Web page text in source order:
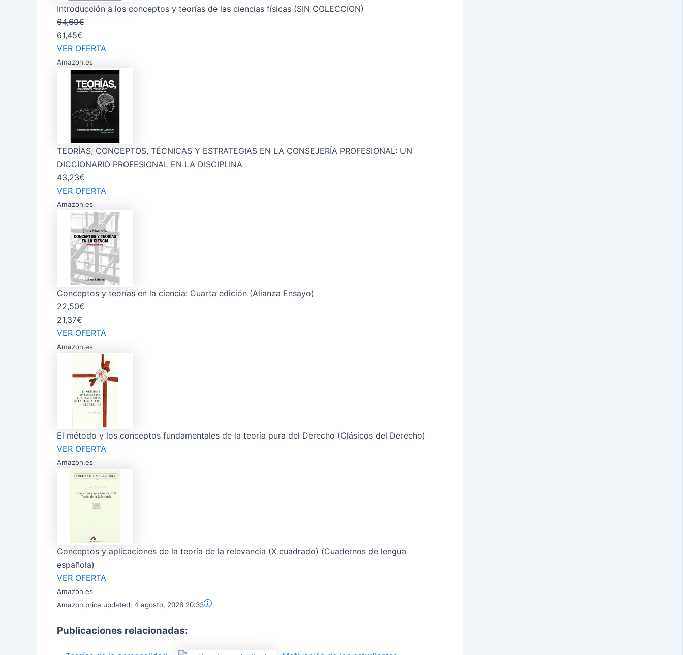
Introducción a los conceptos y teorías de las ciencias físicas (SIN COLECCION)
64,69€
61,45€
VER OFERTA
Amazon.es
TEORÍAS, CONCEPTOS, TÉCNICAS Y ESTRATEGIAS EN LA CONSEJERÍA PROFESIONAL: UN
DICCIONARIO PROFESIONAL EN LA DISCIPLINA
43,23€
VER OFERTA
Amazon.es
Conceptos y teorías en la ciencia: Cuarta edición (Alianza Ensayo)
22,50€
21,37€
VER OFERTA
Amazon.es
El método y los conceptos fundamentales de la teoría pura del Derecho (Clásicos del Derecho)
VER OFERTA
Amazon.es
Conceptos y aplicaciones de la teoría de la relevancia (X cuadrado) (Cuadernos de lengua
española)
VER OFERTA
Amazon.es
Amazon price updated: 4 agosto, 2026 20:33
Publicaciones relacionadas: